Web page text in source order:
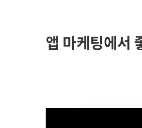
앱 마케팅에서